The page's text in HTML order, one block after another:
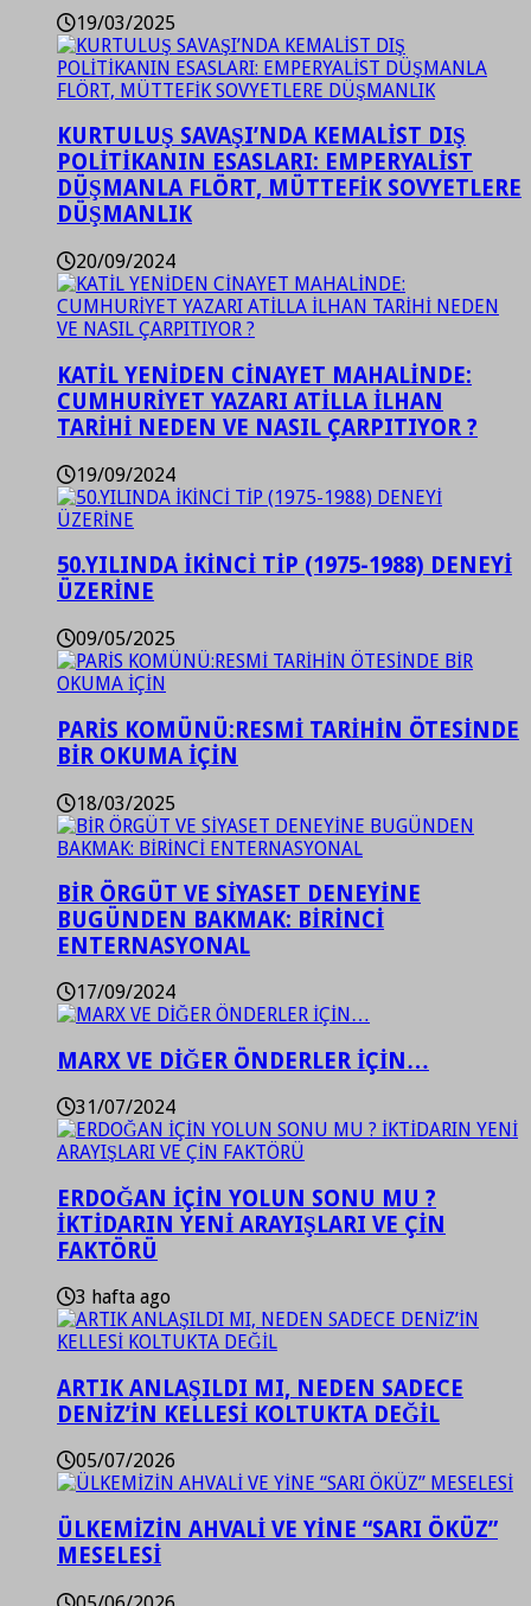
19/03/2025
KURTULUŞ SAVAŞI’NDA KEMALİST DIŞ
POLİTİKANIN ESASLARI: EMPERYALİST
DÜŞMANLA FLÖRT, MÜTTEFİK SOVYETLERE
DÜŞMANLIK
20/09/2024
KATİL YENİDEN CİNAYET MAHALİNDE:
CUMHURİYET YAZARI ATİLLA İLHAN
TARİHİ NEDEN VE NASIL ÇARPITIYOR ?
19/09/2024
50.YILINDA İKİNCİ TİP (1975-1988) DENEYİ
ÜZERİNE
09/05/2025
PARİS KOMÜNÜ:RESMİ TARİHİN ÖTESİNDE
BİR OKUMA İÇİN
18/03/2025
BİR ÖRGÜT VE SİYASET DENEYİNE
BUGÜNDEN BAKMAK: BİRİNCİ
ENTERNASYONAL
17/09/2024
MARX VE DİĞER ÖNDERLER İÇİN…
31/07/2024
ERDOĞAN İÇİN YOLUN SONU MU ?
İKTİDARIN YENİ ARAYIŞLARI VE ÇİN
FAKTÖRÜ
3 hafta ago
ARTIK ANLAŞILDI MI, NEDEN SADECE
DENİZ’İN KELLESİ KOLTUKTA DEĞİL
05/07/2026
ÜLKEMİZİN AHVALİ VE YİNE “SARI ÖKÜZ”
MESELESİ